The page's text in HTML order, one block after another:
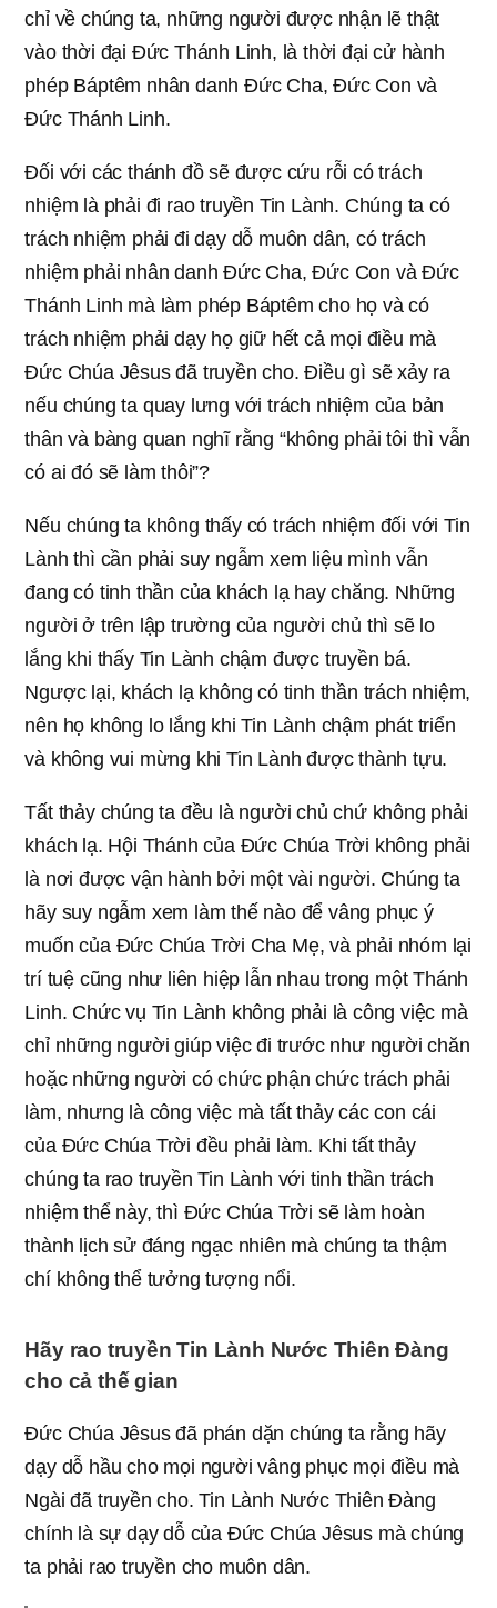
chỉ về chúng ta, những người được nhận lẽ thật
vào thời đại Đức Thánh Linh, là thời đại cử hành
phép Báptêm nhân danh Đức Cha, Đức Con và
Đức Thánh Linh.
Đối với các thánh đồ sẽ được cứu rỗi có trách
nhiệm là phải đi rao truyền Tin Lành. Chúng ta có
trách nhiệm phải đi dạy dỗ muôn dân, có trách
nhiệm phải nhân danh Đức Cha, Đức Con và Đức
Thánh Linh mà làm phép Báptêm cho họ và có
trách nhiệm phải dạy họ giữ hết cả mọi điều mà
Đức Chúa Jêsus đã truyền cho. Điều gì sẽ xảy ra
nếu chúng ta quay lưng với trách nhiệm của bản
thân và bàng quan nghĩ rằng “không phải tôi thì vẫn
có ai đó sẽ làm thôi”?
Nếu chúng ta không thấy có trách nhiệm đối với Tin
Lành thì cần phải suy ngẫm xem liệu mình vẫn
đang có tinh thần của khách lạ hay chăng. Những
người ở trên lập trường của người chủ thì sẽ lo
lắng khi thấy Tin Lành chậm được truyền bá.
Ngược lại, khách lạ không có tinh thần trách nhiệm,
nên họ không lo lắng khi Tin Lành chậm phát triển
và không vui mừng khi Tin Lành được thành tựu.
Tất thảy chúng ta đều là người chủ chứ không phải
khách lạ. Hội Thánh của Đức Chúa Trời không phải
là nơi được vận hành bởi một vài người. Chúng ta
hãy suy ngẫm xem làm thế nào để vâng phục ý
muốn của Đức Chúa Trời Cha Mẹ, và phải nhóm lại
trí tuệ cũng như liên hiệp lẫn nhau trong một Thánh
Linh. Chức vụ Tin Lành không phải là công việc mà
chỉ những người giúp việc đi trước như người chăn
hoặc những người có chức phận chức trách phải
làm, nhưng là công việc mà tất thảy các con cái
của Đức Chúa Trời đều phải làm. Khi tất thảy
chúng ta rao truyền Tin Lành với tinh thần trách
nhiệm thể này, thì Đức Chúa Trời sẽ làm hoàn
thành lịch sử đáng ngạc nhiên mà chúng ta thậm
chí không thể tưởng tượng nổi.
Hãy rao truyền Tin Lành Nước Thiên Đàng
cho cả thế gian
Đức Chúa Jêsus đã phán dặn chúng ta rằng hãy
dạy dỗ hầu cho mọi người vâng phục mọi điều mà
Ngài đã truyền cho. Tin Lành Nước Thiên Đàng
chính là sự dạy dỗ của Đức Chúa Jêsus mà chúng
ta phải rao truyền cho muôn dân.